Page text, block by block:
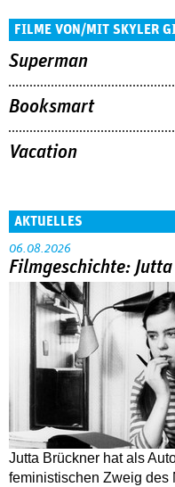
FILME VON/MIT SKYLER
Superman
Booksmart
Vacation
AKTUELLES
06.08.2026
Filmgeschichte:
Jutta Brückner hat als
feministischen Zweig des